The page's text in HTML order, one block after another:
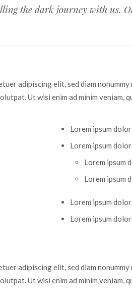
the dark journey with us.
adipiscing elit, sed diam
Ut wisi enim ad minim veniam,
Lorem ipsum
Lorem ipsum
Lorem ipsum
Lorem ipsum
Lorem ipsum
Lorem ipsum
adipiscing elit, sed diam
Ut wisi enim ad minim veniam,